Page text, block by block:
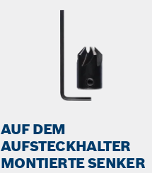
AUF DEM
AUFSTECKHALTER
MONTIERTE SENKER